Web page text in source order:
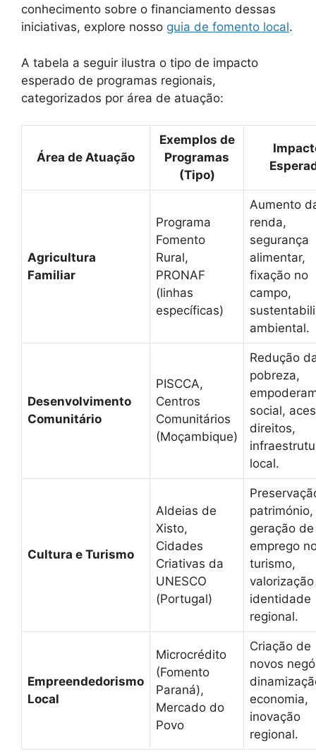
conhecimento sobre o financiamento dessas
iniciativas, explore nosso guia de fomento local.
A tabela a seguir ilustra o tipo de impacto
esperado de programas regionais,
categorizados por área de atuação:
Área de Atuação
Exemplos de
Programas
(Tipo)
Agricultura
Familiar
Programa
Fomento
Rural,
PRONAF
(linhas
específicas)
Aumento
renda,
segurança
alimentar,
fixação no
campo,
ambiental.
Desenvolvimento
Comunitário
PISCCA,
Centros
Comunitários
(Moçambique)
Redução
pobreza,
social,
direitos,
local.
Cultura e Turismo
Aldeias de
Xisto,
Cidades
Criativas da
UNESCO
(Portugal)
património,
geração de
emprego
turismo,
identidade
regional.
Empreendedorismo
Local
Microcrédito
(Fomento
Paraná),
Mercado do
Povo
Criação de
novos
economia,
inovação
regional.